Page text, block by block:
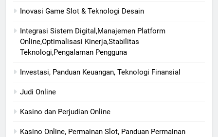
Inovasi Game Slot & Teknologi Desain
Integrasi Sistem Digital,Manajemen Platform
Online,Optimalisasi Kinerja,Stabilitas
Teknologi,Pengalaman Pengguna
Investasi, Panduan Keuangan, Teknologi Finansial
Judi Online
Kasino dan Perjudian Online
Kasino Online, Permainan Slot, Panduan Permainan